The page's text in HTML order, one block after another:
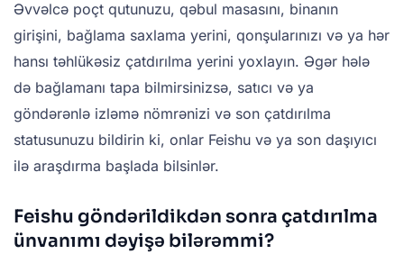
Əvvəlcə poçt qutunuzu, qəbul masasını, binanın
girişini, bağlama saxlama yerini, qonşularınızı və ya hər
hansı təhlükəsiz çatdırılma yerini yoxlayın. Əgər hələ
də bağlamanı tapa bilmirsinizsə, satıcı və ya
göndərənlə izləmə nömrənizi və son çatdırılma
statusunuzu bildirin ki, onlar Feishu və ya son daşıyıcı
ilə araşdırma başlada bilsinlər.
Feishu göndərildikdən sonra çatdırılma
ünvanımı dəyişə bilərəmmi?